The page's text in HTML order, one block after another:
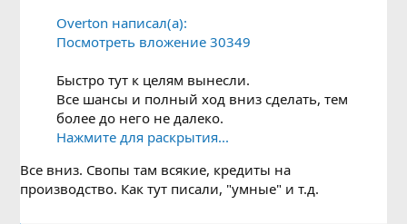
Overton написал(а):
Посмотреть вложение 30349
Быстро тут к целям вынесли.
Все шансы и полный ход вниз сделать, тем
более до него не далеко.
Нажмите для раскрытия...
Все вниз. Свопы там всякие, кредиты на
производство. Как тут писали, "умные" и т.д.